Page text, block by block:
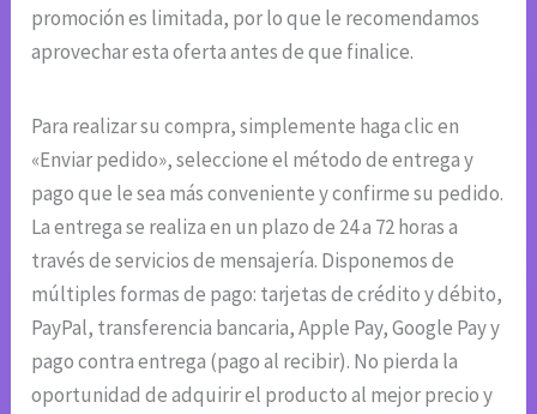
promoción es limitada, por lo que le recomendamos
aprovechar esta oferta antes de que finalice.
Para realizar su compra, simplemente haga clic en
«Enviar pedido», seleccione el método de entrega y
pago que le sea más conveniente y confirme su pedido.
La entrega se realiza en un plazo de 24 a 72 horas a
través de servicios de mensajería. Disponemos de
múltiples formas de pago: tarjetas de crédito y débito,
PayPal, transferencia bancaria, Apple Pay, Google Pay y
pago contra entrega (pago al recibir). No pierda la
oportunidad de adquirir el producto al mejor precio y